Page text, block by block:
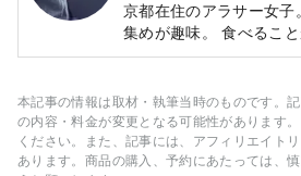
京都在住のアラサー女子
集めが趣味。 食べること
本記事の情報は取材・執筆当時のものです。
の内容・料金が変更となる可能性があります
ください。また、記事には、アフィリエイト
あります。商品の購入、予約にあたっては、